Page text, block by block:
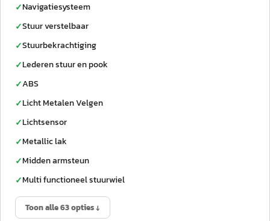
✓Navigatiesysteem
✓Stuur verstelbaar
✓Stuurbekrachtiging
✓Lederen stuur en pook
✓ABS
✓Licht Metalen Velgen
✓Lichtsensor
✓Metallic lak
✓Midden armsteun
✓Multi functioneel stuurwiel
Toon alle 63 opties ↓